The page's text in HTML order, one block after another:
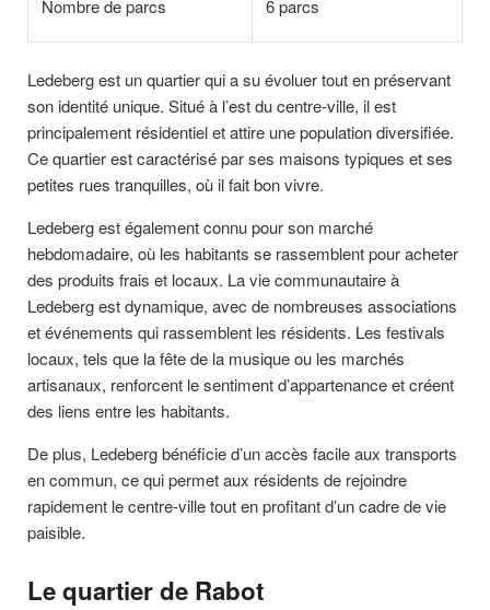
Nombre de parcs 6 parcs
Ledeberg est un quartier qui a su évoluer tout en préservant
son identité unique. Situé à l’est du centre-ville, il est
principalement résidentiel et attire une population diversifiée.
Ce quartier est caractérisé par ses maisons typiques et ses
petites rues tranquilles, où il fait bon vivre.
Ledeberg est également connu pour son marché
hebdomadaire, où les habitants se rassemblent pour acheter
des produits frais et locaux. La vie communautaire à
Ledeberg est dynamique, avec de nombreuses associations
et événements qui rassemblent les résidents. Les festivals
locaux, tels que la fête de la musique ou les marchés
artisanaux, renforcent le sentiment d’appartenance et créent
des liens entre les habitants.
De plus, Ledeberg bénéficie d’un accès facile aux transports
en commun, ce qui permet aux résidents de rejoindre
rapidement le centre-ville tout en profitant d’un cadre de vie
paisible.
Le quartier de Rabot